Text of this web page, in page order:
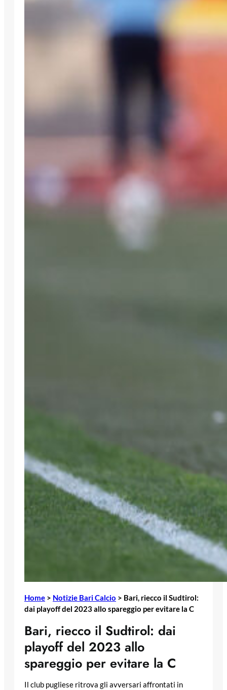
Home > Notizie Bari Calcio > Bari, riecco il Sudtirol:
dai playoff del 2023 allo spareggio per evitare la C
Bari, riecco il Sudtirol: dai
playoff del 2023 allo
spareggio per evitare la C
Il club pugliese ritrova gli avversari affrontati in